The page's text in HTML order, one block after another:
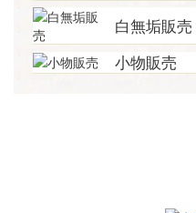
白無垢販売
小物販売